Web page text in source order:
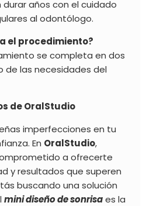
años con el cuidado
al odontólogo.
el procedimiento?
se completa en dos
de las necesidades del
de OralStudio
imperfecciones en tu
En OralStudio,
a ofrecerte
y resultados que superen
buscando una solución
mini diseño de sonrisaes la